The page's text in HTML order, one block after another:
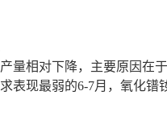
相对下降，主要原因在于
表现最弱的6-7月，氧化